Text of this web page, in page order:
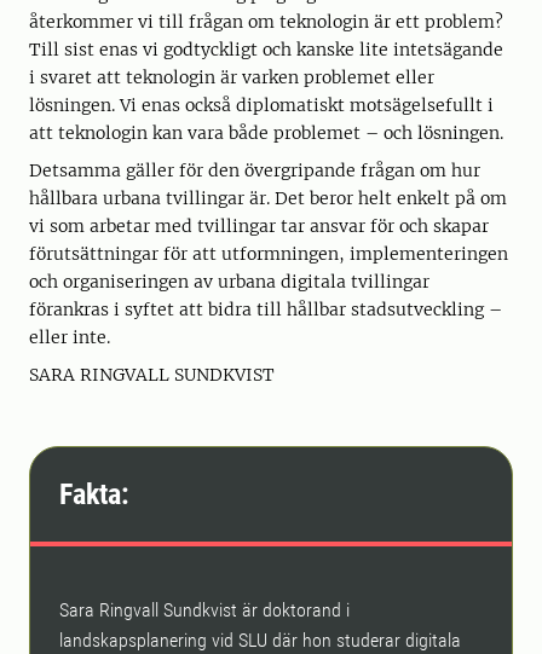
återkommer vi till frågan om teknologin är ett problem?
Till sist enas vi godtyckligt och kanske lite intetsägande
i svaret att teknologin är varken problemet eller
lösningen. Vi enas också diplomatiskt motsägelsefullt i
att teknologin kan vara både problemet – och lösningen.
Detsamma gäller för den övergripande frågan om hur
hållbara urbana tvillingar är. Det beror helt enkelt på om
vi som arbetar med tvillingar tar ansvar för och skapar
förutsättningar för att utformningen, implementeringen
och organiseringen av urbana digitala tvillingar
förankras i syftet att bidra till hållbar stadsutveckling –
eller inte.
SARA RINGVALL SUNDKVIST
Fakta:
Sara Ringvall Sundkvist är doktorand i
landskapsplanering vid SLU där hon studerar digitala